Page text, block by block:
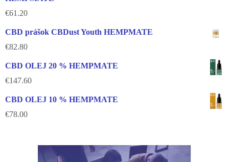
€61.20
CBD prášok CBDust Youth HEMPMATE
€82.80
CBD OLEJ 20 % HEMPMATE
€147.60
CBD OLEJ 10 % HEMPMATE
€78.00